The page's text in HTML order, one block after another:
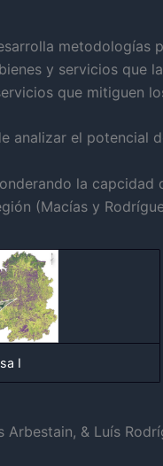
y servicios que
que mitiguen
analizar el
la
(Macías y
I
Arbestain, & Luís